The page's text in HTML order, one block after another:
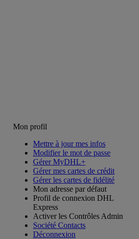
Mon profil
Mettre à jour mes infos
Modifier le mot de passe
Gérer MyDHL+
Gérer mes cartes de crédit
Gérer les cartes de fidélité
Mon adresse par défaut
Profil de connexion DHL
Express
Activer les Contrôles Admin
Société Contacts
Déconnexion